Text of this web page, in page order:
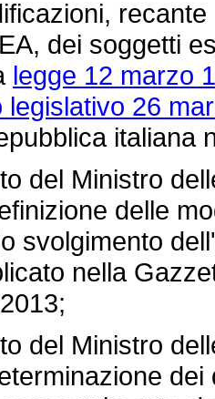
dei soggetti
legge 12 marzo
legislativo 26
italiana
del Ministro
delle
svolgimento
nella
del Ministro